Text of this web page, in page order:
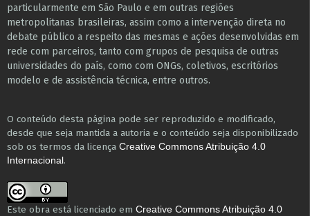
particularmente em São Paulo e ​em outras regiões
metropolitanas brasileiras, assim como a intervenção direta no
debate público a respeito das mesmas e ações desenvolvidas em
r​e​de com parceiros, tanto com grupos de pesquisa ​de outras
universidades do país, como com ONGs, coletivos, escritórios
modelo e de assistência técnica​, entre outros​.
O conteúdo desta página pode ser reproduzido e modificado,
desde que seja mantida a autoria e o conteúdo seja disponibilizado
sob os termos da licença Creative Commons Atribuição 4.0
Internacional.
Este obra está licenciado em Creative Commons Atribuição 4.0